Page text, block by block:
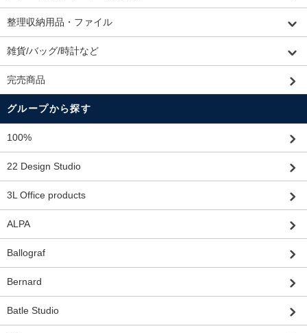
整理収納用品・ファイル
雑貨/バッグ/時計など
完売商品
グループから探す
100%
22 Design Studio
3L Office products
ALPA
Ballograf
Bernard
Batle Studio